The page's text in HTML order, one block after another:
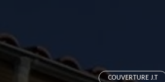
COUVERTURE J.T